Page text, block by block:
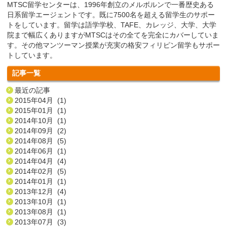
MTSC留学センターは、1996年創立のメルボルンで一番歴史ある
日系留学エージェントです。既に7500名を超える留学生のサポー
トをしています。留学は語学学校、TAFE、カレッジ、大学、大学
院まで幅広くありますがMTSCはその全てを完全にカバーしていま
す。その他マンツーマン授業が充実の格安フィリピン留学もサポー
トしています。
記事一覧
最近の記事
2015年04月 (1)
2015年01月 (1)
2014年10月 (1)
2014年09月 (2)
2014年08月 (5)
2014年06月 (1)
2014年04月 (4)
2014年02月 (5)
2014年01月 (1)
2013年12月 (4)
2013年10月 (1)
2013年08月 (1)
2013年07月 (3)